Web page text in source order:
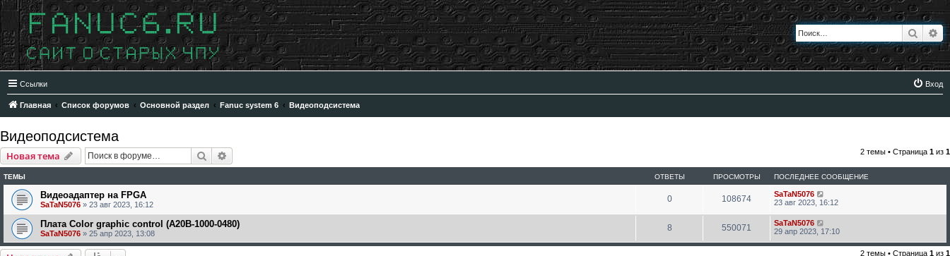
Поиск
Ссылки Вход
Главная Список форумов Основной раздел Fanuc system 6 Видеоподсистема
Видеоподсистема
Новая тема Поиск 2 темы • Страница 1 из 1
ТЕМЫ ОТВЕТЫ ПРОСМОТРЫ ПОСЛЕДНЕЕ СООБЩЕНИЕ
Видеоадаптер на FPGA
SaTaN5076 » 23 авг 2023, 16:12
0 108674
SaTaN5076
23 авг 2023, 16:12
Плата Color graphic control (A20B-1000-0480)
SaTaN5076 » 25 апр 2023, 13:08
8 550071
SaTaN5076
29 апр 2023, 17:10
2 темы • Страница 1 из 1